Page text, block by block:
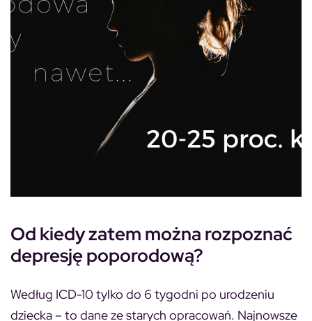
Od kiedy zatem można rozpoznać
depresję poporodową?
Według ICD-10 tylko do 6 tygodni po urodzeniu
dziecka – to dane ze starych opracowań. Najnowsze